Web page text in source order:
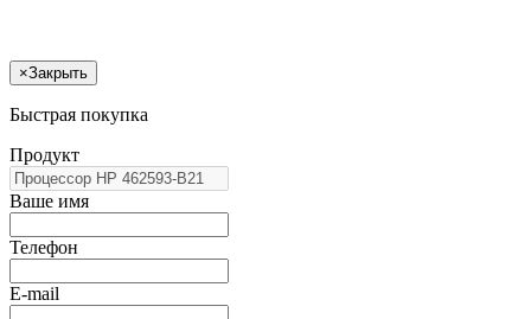
×Закрыть
Быстрая покупка
Продукт
Ваше имя
Телефон
E-mail